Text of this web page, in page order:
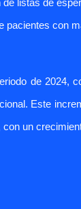
listas de
pacientes con
de 2024,
Este
con un